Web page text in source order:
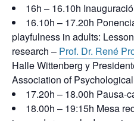
16h – 16.10h
16.10h – 17.20h
playfulness in adults:
research – Prof. Dr. René
Halle Wittenberg y
Association of
17.20h – 18.00h Pausa-
18.00h – 19:15h Mesa